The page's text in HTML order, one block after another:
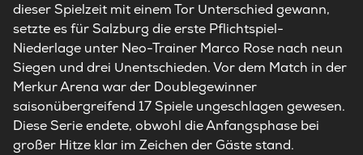
dieser Spielzeit mit einem Tor Unterschied gewann,
setzte es für Salzburg die erste Pflichtspiel-
Niederlage unter Neo-Trainer Marco Rose nach neun
Siegen und drei Unentschieden. Vor dem Match in der
Merkur Arena war der Doublegewinner
saisonübergreifend 17 Spiele ungeschlagen gewesen.
Diese Serie endete, obwohl die Anfangsphase bei
großer Hitze klar im Zeichen der Gäste stand.